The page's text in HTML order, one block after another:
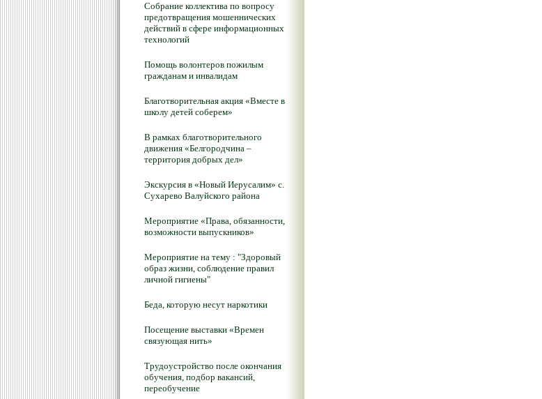
Собрание коллектива по вопросу
предотвращения мошеннических
действий в сфере информационных
технологий
Помощь волонтеров пожилым
гражданам и инвалидам
Благотворительная акция «Вместе в
школу детей соберем»
В рамках благотворительного
движения «Белгородчина –
территория добрых дел»
Экскурсия в «Новый Иерусалим» с.
Сухарево Валуйского района
Мероприятие «Права, обязанности,
возможности выпускников»
Мероприятие на тему : "Здоровый
образ жизни, соблюдение правил
личной гигиены"
Беда, которую несут наркотики
Посещение выставки «Времен
связующая нить»
Трудоустройство после окончания
обучения, подбор вакансий,
переобучение